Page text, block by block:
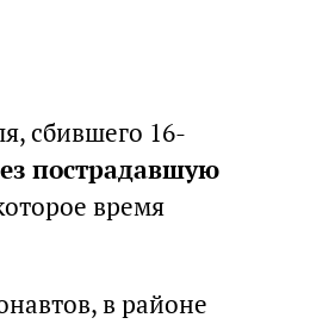
сбившего 16-
пострадавшую
время
в районе